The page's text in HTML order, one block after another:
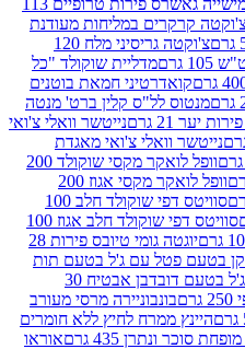
מארז חמישייה גאשרס פירות טרופיים 113
במליחות מעודנת
צ'וקטה גריסיני מלח 120
מדליית שוקולד "כל
חמאת בוטנים
קלין ברט' מנטה
נייטשר וואלי צ'ואי
צ'ואי מאגדת
וופל לואקר מקסי שוקולד 200
וופל לואקר מקסי אגוז 200
סוויטס דפי שוקולד חלב 100
סוויטס דפי שוקולד חלב אגוז 100
יוגטה גומי טיובס פירות 28
עם ג'ל בטעם תות
לקקן בטעם דובדבן עם ג'ל בטעם דובדבן אבטיח 30
מרסי מעורב
לחיץ ללא חומרים
אוראו